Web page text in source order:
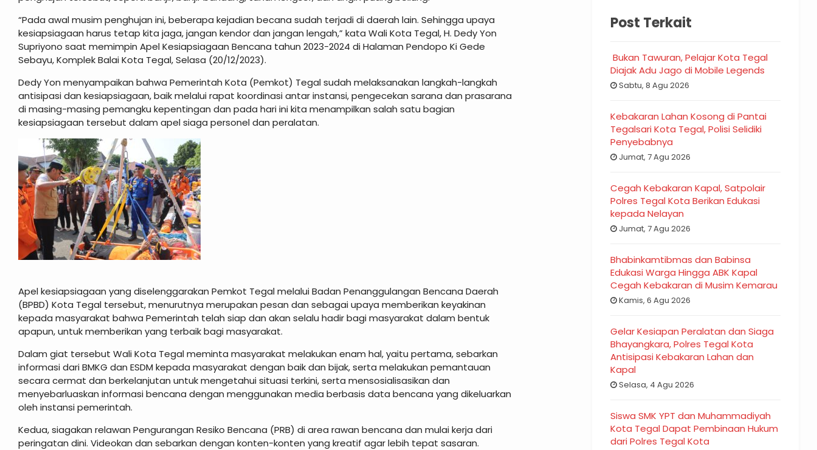
“Pada awal musim penghujan ini, beberapa kejadian becana sudah terjadi di daerah lain. Sehingga upaya
kesiapsiagaan harus tetap kita jaga, jangan kendor dan jangan lengah,” kata Wali Kota Tegal, H. Dedy Yon
Supriyono saat memimpin Apel Kesiapsiagaan Bencana tahun 2023-2024 di Halaman Pendopo Ki Gede
Sebayu, Komplek Balai Kota Tegal, Selasa (20/12/2023).
Dedy Yon menyampaikan bahwa Pemerintah Kota (Pemkot) Tegal sudah melaksanakan langkah-langkah
antisipasi dan kesiapsiagaan, baik melalui rapat koordinasi antar instansi, pengecekan sarana dan prasarana
di masing-masing pemangku kepentingan dan pada hari ini kita menampilkan salah satu bagian
kesiapsiagaan tersebut dalam apel siaga personel dan peralatan.
Apel kesiapsiagaan yang diselenggarakan Pemkot Tegal melalui Badan Penanggulangan Bencana Daerah
(BPBD) Kota Tegal tersebut, menurutnya merupakan pesan dan sebagai upaya memberikan keyakinan
kepada masyarakat bahwa Pemerintah telah siap dan akan selalu hadir bagi masyarakat dalam bentuk
apapun, untuk memberikan yang terbaik bagi masyarakat.
Dalam giat tersebut Wali Kota Tegal meminta masyarakat melakukan enam hal, yaitu pertama, sebarkan
informasi dari BMKG dan ESDM kepada masyarakat dengan baik dan bijak, serta melakukan pemantauan
secara cermat dan berkelanjutan untuk mengetahui situasi terkini, serta mensosialisasikan dan
menyebarluaskan informasi bencana dengan menggunakan media berbasis data bencana yang dikeluarkan
oleh instansi pemerintah.
Kedua, siagakan relawan Pengurangan Resiko Bencana (PRB) di area rawan bencana dan mulai kerja dari
peringatan dini. Videokan dan sebarkan dengan konten-konten yang kreatif agar lebih tepat sasaran.
Post Terkait
Bukan Tawuran, Pelajar Kota Tegal
Diajak Adu Jago di Mobile Legends
Sabtu, 8 Agu 2026
Kebakaran Lahan Kosong di Pantai
Tegalsari Kota Tegal, Polisi Selidiki
Penyebabnya
Jumat, 7 Agu 2026
Cegah Kebakaran Kapal, Satpolair
Polres Tegal Kota Berikan Edukasi
kepada Nelayan
Jumat, 7 Agu 2026
Bhabinkamtibmas dan Babinsa
Edukasi Warga Hingga ABK Kapal
Cegah Kebakaran di Musim Kemarau
Kamis, 6 Agu 2026
Gelar Kesiapan Peralatan dan Siaga
Bhayangkara, Polres Tegal Kota
Antisipasi Kebakaran Lahan dan
Kapal
Selasa, 4 Agu 2026
Siswa SMK YPT dan Muhammadiyah
Kota Tegal Dapat Pembinaan Hukum
dari Polres Tegal Kota